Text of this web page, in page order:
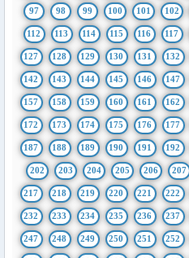
97 98 99 100 101 102
112 113 114 115 116 117
127 128 129 130 131 132
142 143 144 145 146 147
157 158 159 160 161 162
172 173 174 175 176 177
187 188 189 190 191 192
202 203 204 205 206 207
217 218 219 220 221 222
232 233 234 235 236 237
247 248 249 250 251 252